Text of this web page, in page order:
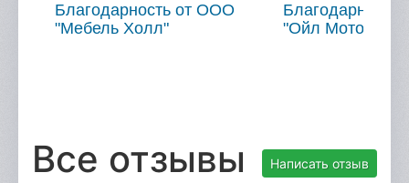
Благодарность от ООО
"Мебель Холл"
"Ойл Мотор"
Написать отзыв
Все отзывы